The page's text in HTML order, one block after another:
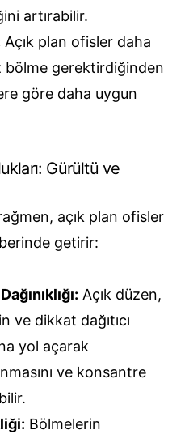
artırabilir.
Açık plan ofisler daha
bölme gerektirdiğinden
göre daha uygun
Gürültü ve
açık plan ofisler
getirir:
Dağınıklığı: Açık düzen,
ve dikkat dağıtıcı
yol açarak
ve konsantre
Bölmelerin